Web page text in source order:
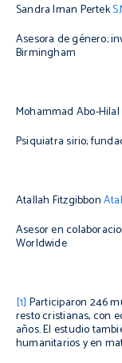
Sandra Iman Pertek
Asesora de género;
Birmingham
Mohammad Abo-Hilal
Psiquiatra sirio;
Atallah Fitzgibbon
Asesor en
Worldwide
[1] Participaron 246
resto cristianas, con
años. El estudio
humanitarios y en